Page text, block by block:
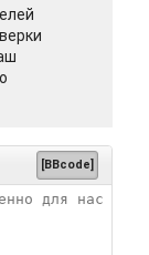
[BBcode]